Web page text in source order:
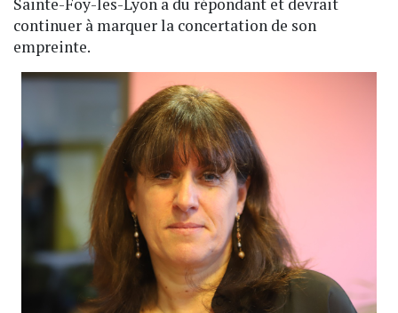
continuer à marquer la concertation de son
empreinte.